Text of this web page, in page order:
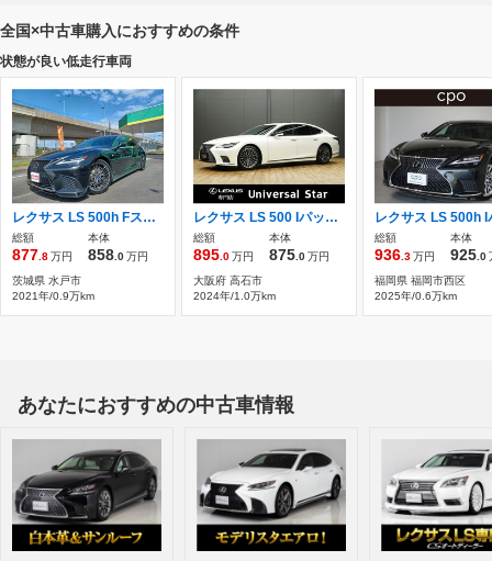
全国×中古車購入におすすめの条件
状態が良い低走行車両
レクサス LS 500h Fスポーツ TRDフロント＆トランクスポイラー
総額
877 .8万円
本体
858 .0万円
茨城県 水戸市
2021年/0.9万km
レクサス LS 500 Iパッケージ 最終型後期モデル/1オーナー/禁煙/屋内保管
総額
895 .0万円
本体
875 .0万円
大阪府 高石市
2024年/1.0万km
総額
936 .3万円
本体
925 .0
福岡県 福岡市西区
2025年/0.6万km
あなたにおすすめの中古車情報